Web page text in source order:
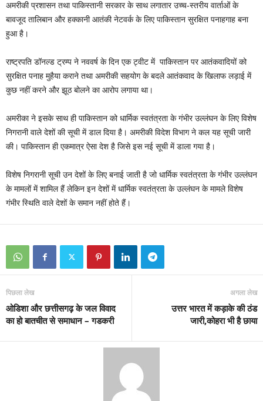
अमरीकी प्रशासन तथा पाकिस्‍तानी सरकार के साथ लगातार उच्‍च-स्‍तरीय वार्ताओं के
बावजूद तालिबान और हक्‍कानी आतंकी नेटवर्क के लिए पाकिस्‍तान सुरक्षित पनाहगाह बना
हुआ है।
राष्‍ट्रपति डॉनल्‍ड ट्रम्‍प ने नववर्ष के दिन एक ट्वीट में पाकिस्‍तान पर आतंकवादियों को
सुरक्षित पनाह मुहैया कराने तथा अमरीकी सहयोग के बदले आतंकवाद के खिलाफ लड़ाई में
कुछ नहीं करने और झूठ बोलने का आरोप लगाया था।
अमरीका ने इसके साथ ही पाकिस्‍तान को धार्मिक स्‍वतंत्रता के गंभीर उल्‍लंघन के लिए विशेष
निगरानी वाले देशों की सूची में डाल दिया है। अमरीकी विदेश विभाग ने कल यह सूची जारी
की। पाकिस्‍तान ही एकमात्र ऐसा देश है जिसे इस नई सूची में डाला गया है।
विशेष निगरानी सूची उन देशों के लिए बनाई जाती है जो धार्मिक स्‍वतंत्रता के गंभीर उल्‍लंघन
के मामलों में शामिल हैं लेकिन इन देशों में धार्मिक स्‍वतंत्रता के उल्‍लंघन के मामले विशेष
गंभीर स्थिति वाले देशों के समान नहीं होते हैं।
पिछला लेख
ओडिशा और छत्तीसगढ़ के जल विवाद
का हो बातचीत से समाधान – गडकरी
अगला लेख
उत्तर भारत में कड़ाके की ठंड
जारी,कोहरा भी है छाया